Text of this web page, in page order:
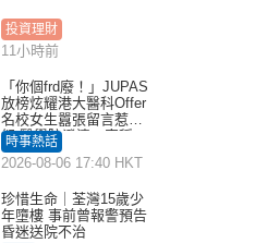
投資理財
11小時前
「你個frd廢！」JUPAS
放榜炫耀港大醫科Offer
名校女生囂張留言惹眾
怒 醫學院澄清：宣稱
「40.5分獲錄取」不符事
實｜Juicy叮
時事熱話
2026-08-06 17:40 HKT
珍惜生命｜荃灣15歲少
年墮樓 事前曾報警預告
昏迷送院不治